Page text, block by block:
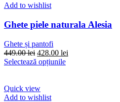
Add to wishlist
Ghete piele naturala Alesia
Ghete și pantofi
449.00lei Prețul
inițial
449.00 lei.
428.00 lei
Selectează opțiunileAcest
Quick view
Add to wishlist